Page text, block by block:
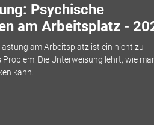
Psychische
am Arbeitsplatz -
am Arbeitsplatz ist ein nicht zu
Die Unterweisung lehrt, wie
kann.